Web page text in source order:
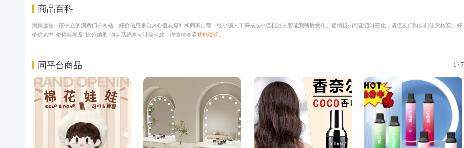
商品百科
淘集运是一家中立的消费门户网站，好价信息来自热心值友爆料和商家自荐，经小编人工审核或小值机器人智能判断后发布。促销折扣可能随时变化，请值友们购买前注意核实。好
价信息中“价格标签及“比价结果”均为系统自动计算生成，详情请查看功能说明
同平台商品 1 /7